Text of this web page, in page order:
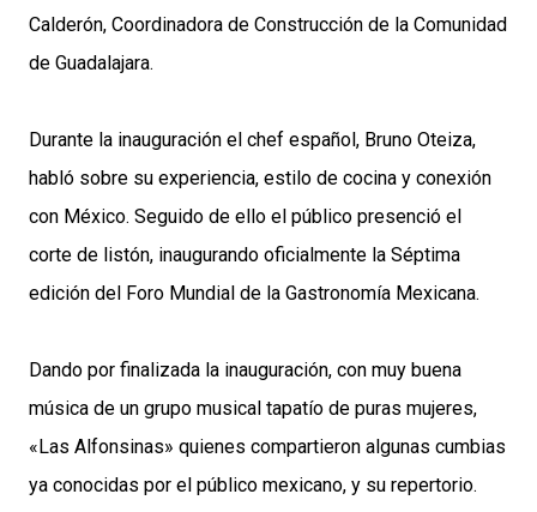
Calderón, Coordinadora de Construcción de la Comunidad
de Guadalajara.
Durante la inauguración el chef español, Bruno Oteiza,
habló sobre su experiencia, estilo de cocina y conexión
con México. Seguido de ello el público presenció el
corte de listón, inaugurando oficialmente la Séptima
edición del Foro Mundial de la Gastronomía Mexicana.
Dando por finalizada la inauguración, con muy buena
música de un grupo musical tapatío de puras mujeres,
«Las Alfonsinas» quienes compartieron algunas cumbias
ya conocidas por el público mexicano, y su repertorio.